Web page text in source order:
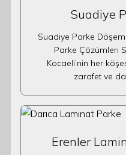
Suadiye
Suadiye Parke
Parke Çözümleri
Kocaeli’nin her
zarafet ve
Erenler